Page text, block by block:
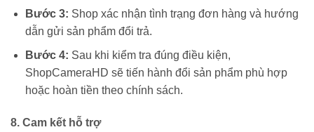
Bước 3: Shop xác nhận tình trạng đơn hàng và hướng
dẫn gửi sản phẩm đổi trả.
Bước 4: Sau khi kiểm tra đúng điều kiện,
ShopCameraHD sẽ tiến hành đổi sản phẩm phù hợp
hoặc hoàn tiền theo chính sách.
8. Cam kết hỗ trợ